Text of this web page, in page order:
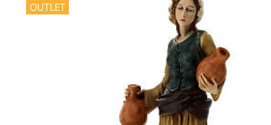
OUTLET